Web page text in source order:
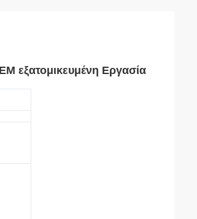
εξατομικευμένη Εργασία